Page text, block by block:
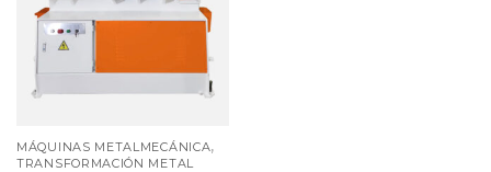
MÁQUINAS METALMECÁNICA,
TRANSFORMACIÓN METAL